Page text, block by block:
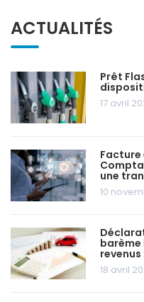
ACTUALITÉS
Prêt
17 avril
Facture
une
10
revenus
18 avril